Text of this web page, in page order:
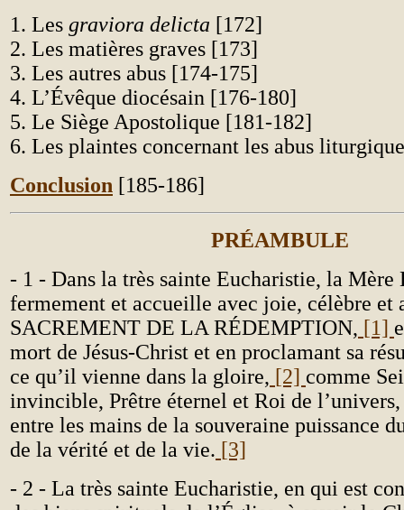
1. Les graviora delicta [172]
2. Les matières graves [173]
3. Les autres abus [174-175]
4. L’Évêque diocésain [176-180]
5. Le Siège Apostolique [181-182]
6. Les plaintes concernant les abus
Conclusion [185-186]
PRÉAMBULE
- 1 - Dans la très sainte Eucharistie, la Mère
fermement et accueille avec joie, célèbre et
SACREMENT DE LA RÉDEMPTION, [1]
mort de Jésus-Christ et en proclamant sa
ce qu’il vienne dans la gloire, [2] comme
invincible, Prêtre éternel et Roi de
entre les mains de la souveraine puissance
de la vérité et de la vie. [3]
- 2 - La très sainte Eucharistie, en qui est